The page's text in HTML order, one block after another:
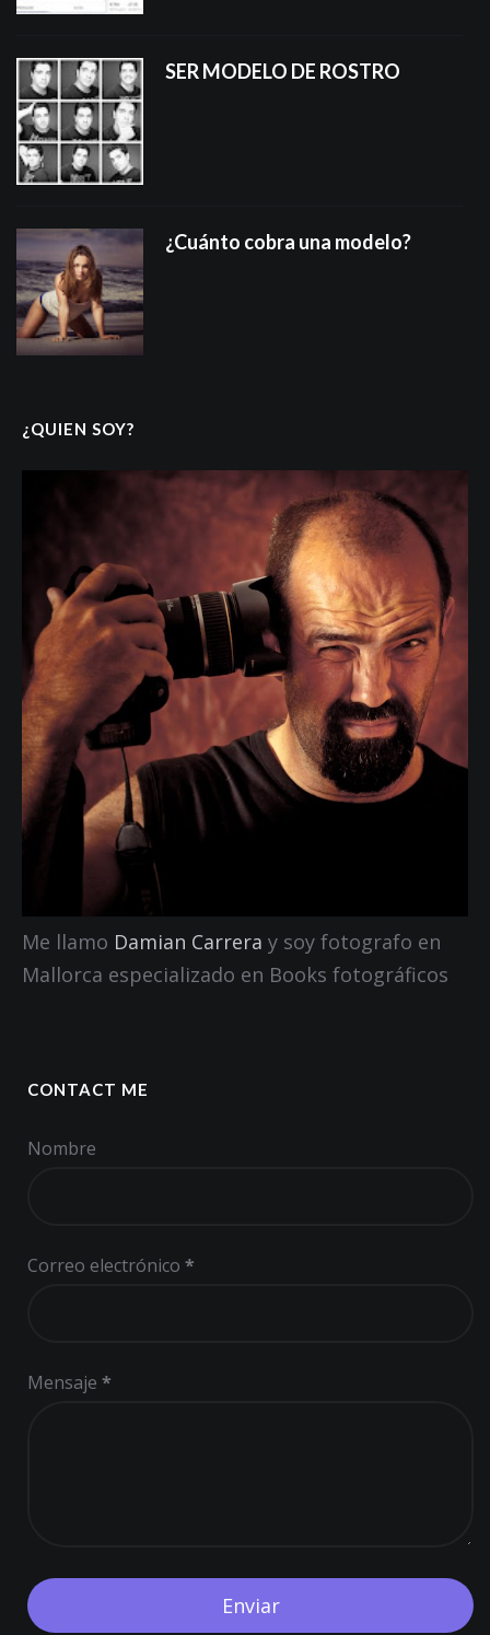
SER MODELO DE ROSTRO
¿Cuánto cobra una modelo?
¿QUIEN SOY?
Me llamo Damian Carrera y soy fotografo en
Mallorca especializado en Books fotográficos
CONTACT ME
Nombre
Correo electrónico *
Mensaje *